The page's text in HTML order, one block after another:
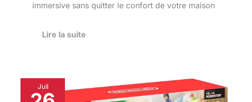
immersive sans quitter le confort de votre maison
Lire la suite
Juil
Test